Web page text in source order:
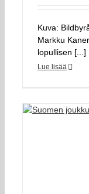
Kuva:
Markku
lopullisen [...]
Lue lisää